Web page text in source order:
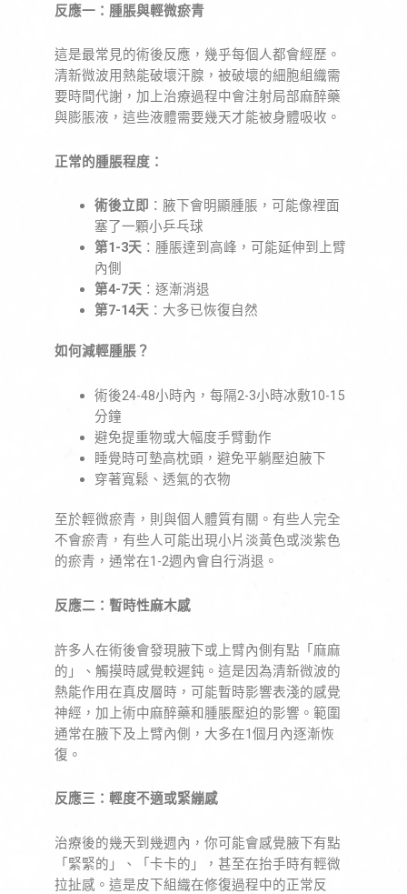
反應一：腫脹與輕微瘀青
這是最常見的術後反應，幾乎每個人都會經歷。
清新微波用熱能破壞汗腺，被破壞的細胞組織需
要時間代謝，加上治療過程中會注射局部麻醉藥
與膨脹液，這些液體需要幾天才能被身體吸收。
正常的腫脹程度：
術後立即 ：腋下會明顯腫脹，可能像裡面
塞了一顆小乒乓球
第1-3天：腫脹達到高峰，可能延伸到上臂
內側
第4-7天：逐漸消退
第7-14天：大多已恢復自然
如何減輕腫脹？
術後24-48小時內，每隔2-3小時冰敷10-15
分鐘
避免提重物或大幅度手臂動作
睡覺時可墊高枕頭，避免平躺壓迫腋下
穿著寬鬆、透氣的衣物
至於輕微瘀青，則與個人體質有關。有些人完全
不會瘀青，有些人可能出現小片淡黃色或淡紫色
的瘀青，通常在1-2週內會自行消退。
反應二：暫時性麻木感
許多人在術後會發現腋下或上臂內側有點「麻麻
的」、觸摸時感覺較遲鈍。這是因為清新微波的
熱能作用在真皮層時，可能暫時影響表淺的感覺
神經，加上術中麻醉藥和腫脹壓迫的影響。範圍
通常在腋下及上臂內側，大多在1個月內逐漸恢
復。
反應三：輕度不適或緊繃感
治療後的幾天到幾週內，你可能會感覺腋下有點
「緊緊的」、「卡卡的」，甚至在抬手時有輕微
拉扯感。這是皮下組織在修復過程中的正常反